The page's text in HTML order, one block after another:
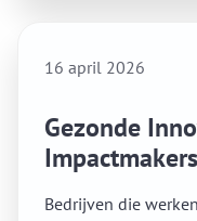
16 april 2026
Gezonde
Bedrijven die